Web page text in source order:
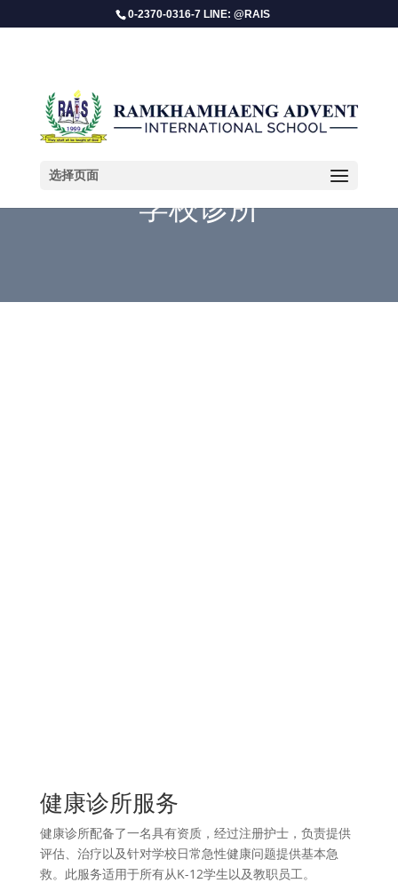
0-2370-0316-7 LINE: @RAIS
选择页面
学校诊所
健康诊所服务
健康诊所配备了一名具有资质，经过注册护士，负责提供
评估、治疗以及针对学校日常急性健康问题提供基本急
救。此服务适用于所有从K-12学生以及教职员工。